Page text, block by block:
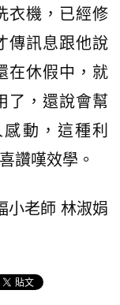
機，已經修
傳訊息跟他說
在休假中，就
了，還說會幫
動，這種利
讚嘆效學。
小老師 林淑娟